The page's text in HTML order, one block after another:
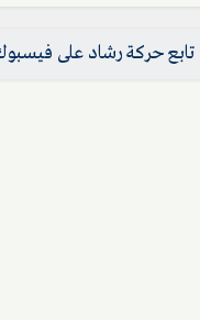
تابع حركة رشاد على